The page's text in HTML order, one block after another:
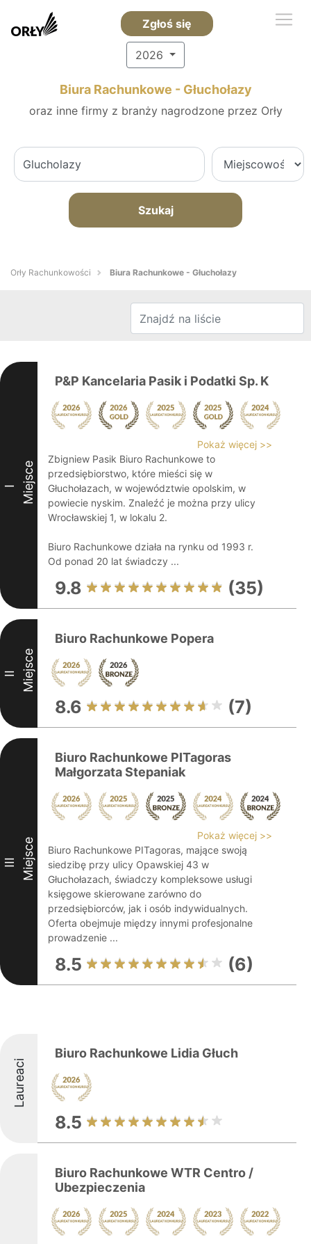
Zgłoś się
2026
Biura Rachunkowe - Głuchołazy
oraz inne firmy z branży nagrodzone przez Orły
Szukaj
Orły Rachunkowości Biura Rachunkowe - Głuchołazy
I Miejsce
P&P Kancelaria Pasik i Podatki Sp. K
Pokaż więcej >>
Zbigniew Pasik Biuro Rachunkowe to
przedsiębiorstwo, które mieści się w
Głuchołazach, w województwie opolskim, w
powiecie nyskim. Znaleźć je można przy ulicy
Wrocławskiej 1, w lokalu 2.
Biuro Rachunkowe działa na rynku od 1993 r.
Od ponad 20 lat świadczy ...
9.8 (35)
II Miejsce
Biuro Rachunkowe Popera
8.6 (7)
III Miejsce
Biuro Rachunkowe PITagoras
Małgorzata Stepaniak
Pokaż więcej >>
Biuro Rachunkowe PITagoras, mające swoją
siedzibę przy ulicy Opawskiej 43 w
Głuchołazach, świadczy kompleksowe usługi
księgowe skierowane zarówno do
przedsiębiorców, jak i osób indywidualnych.
Oferta obejmuje między innymi profesjonalne
prowadzenie ...
8.5 (6)
Laureaci
Biuro Rachunkowe Lidia Głuch
8.5
Biuro Rachunkowe WTR Centro /
Ubezpieczenia